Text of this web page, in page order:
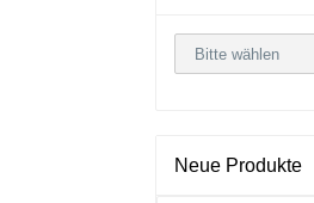
Neue Produkte